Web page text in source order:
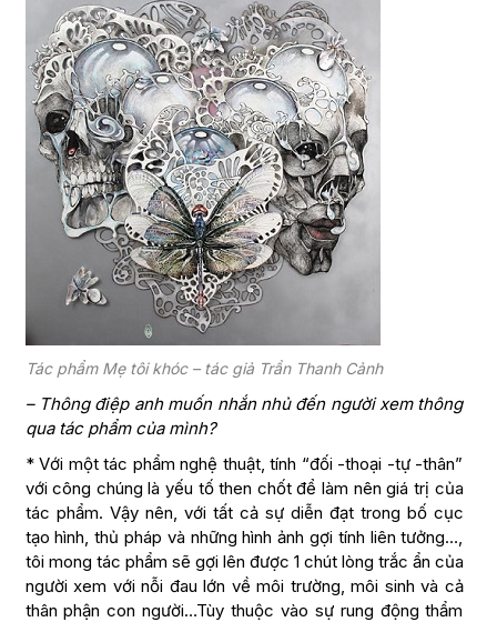
Tác phẩm Mẹ tôi khóc – tác giả Trần Thanh Cảnh
– Thông điệp anh muốn nhắn nhủ đến người xem thông
qua tác phẩm của mình?
* Với một tác phẩm nghệ thuật, tính “đối -thoại -tự -thân”
với công chúng là yếu tố then chốt để làm nên giá trị của
tác phẩm. Vậy nên, với tất cả sự diễn đạt trong bố cục
tạo hình, thủ pháp và những hình ảnh gợi tính liên tưởng…,
tôi mong tác phẩm sẽ gợi lên được 1 chút lòng trắc ẩn của
người xem với nỗi đau lớn về môi trường, môi sinh và cả
thân phận con người…Tùy thuộc vào sự rung động thẩm